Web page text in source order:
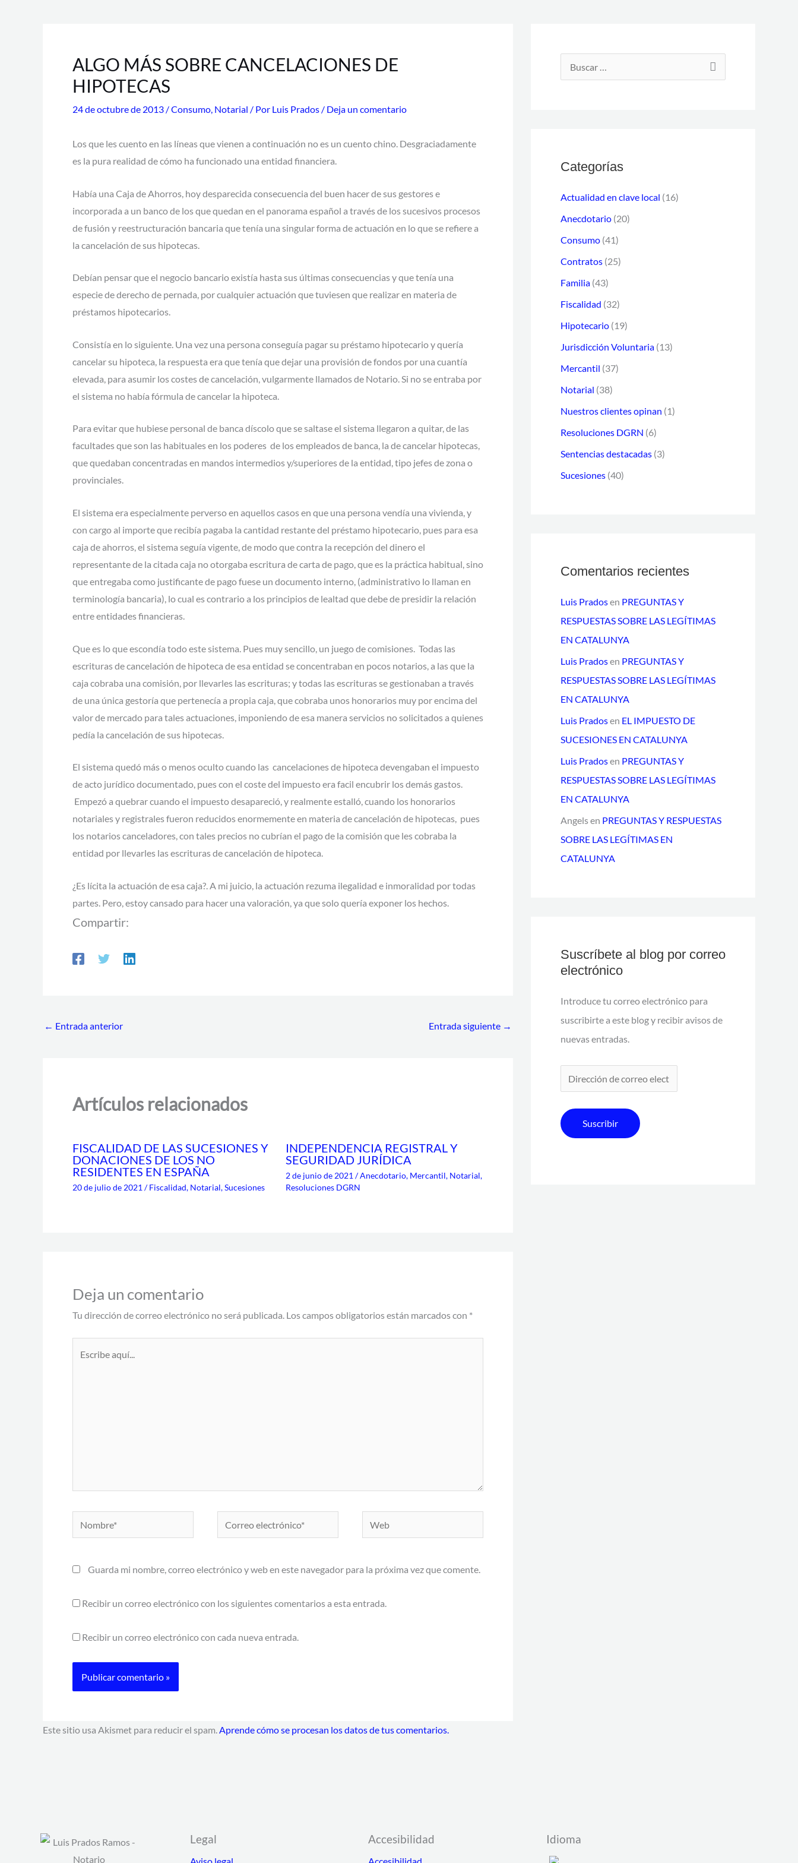
ALGO MÁS SOBRE CANCELACIONES DE
HIPOTECAS
24 de octubre de 2013 /Consumo, Notarial / Por Luis Prados / Deja un comentario
Los que les cuento en las líneas que vienen a continuación no es un cuento chino. Desgraciadamente
es la pura realidad de cómo ha funcionado una entidad financiera.
Había una Caja de Ahorros, hoy desparecida consecuencia del buen hacer de sus gestores e
incorporada a un banco de los que quedan en el panorama español a través de los sucesivos procesos
de fusión y reestructuración bancaria que tenía una singular forma de actuación en lo que se refiere a
la cancelación de sus hipotecas.
Debían pensar que el negocio bancario existía hasta sus últimas consecuencias y que tenía una
especie de derecho de pernada, por cualquier actuación que tuviesen que realizar en materia de
préstamos hipotecarios.
Consistía en lo siguiente. Una vez una persona conseguía pagar su préstamo hipotecario y quería
cancelar su hipoteca, la respuesta era que tenía que dejar una provisión de fondos por una cuantía
elevada, para asumir los costes de cancelación, vulgarmente llamados de Notario. Si no se entraba por
el sistema no había fórmula de cancelar la hipoteca.
Para evitar que hubiese personal de banca díscolo que se saltase el sistema llegaron a quitar, de las
facultades que son las habituales en los poderes de los empleados de banca, la de cancelar hipotecas,
que quedaban concentradas en mandos intermedios y/superiores de la entidad, tipo jefes de zona o
provinciales.
El sistema era especialmente perverso en aquellos casos en que una persona vendía una vivienda, y
con cargo al importe que recibía pagaba la cantidad restante del préstamo hipotecario, pues para esa
caja de ahorros, el sistema seguía vigente, de modo que contra la recepción del dinero el
representante de la citada caja no otorgaba escritura de carta de pago, que es la práctica habitual, sino
que entregaba como justificante de pago fuese un documento interno, (administrativo lo llaman en
terminología bancaria), lo cual es contrario a los principios de lealtad que debe de presidir la relación
entre entidades financieras.
Que es lo que escondía todo este sistema. Pues muy sencillo, un juego de comisiones. Todas las
escrituras de cancelación de hipoteca de esa entidad se concentraban en pocos notarios, a las que la
caja cobraba una comisión, por llevarles las escrituras; y todas las escrituras se gestionaban a través
de una única gestoría que pertenecía a propia caja, que cobraba unos honorarios muy por encima del
valor de mercado para tales actuaciones, imponiendo de esa manera servicios no solicitados a quienes
pedía la cancelación de sus hipotecas.
El sistema quedó más o menos oculto cuando las cancelaciones de hipoteca devengaban el impuesto
de acto jurídico documentado, pues con el coste del impuesto era facil encubrir los demás gastos.
Empezó a quebrar cuando el impuesto desapareció, y realmente estalló, cuando los honorarios
notariales y registrales fueron reducidos enormemente en materia de cancelación de hipotecas, pues
los notarios canceladores, con tales precios no cubrían el pago de la comisión que les cobraba la
entidad por llevarles las escrituras de cancelación de hipoteca.
¿Es lícita la actuación de esa caja?. A mi juicio, la actuación rezuma ilegalidad e inmoralidad por todas
partes. Pero, estoy cansado para hacer una valoración, ya que solo quería exponer los hechos.
Compartir:
← Entrada anterior Entrada siguiente →
Artículos relacionados
FISCALIDAD DE LAS SUCESIONES Y
DONACIONES DE LOS NO
RESIDENTES EN ESPAÑA
20 de julio de 2021 /Fiscalidad, Notarial,Sucesiones
INDEPENDENCIA REGISTRAL Y
SEGURIDAD JURÍDICA
2 de junio de 2021 /Anecdotario, Mercantil, Notarial,
Resoluciones DGRN
Deja un comentario
Tu dirección de correo electrónico no será publicada. Los campos obligatorios están marcados con *
Nombre*
Correo
electrónico*
Web
Guarda mi nombre, correo electrónico y web en este navegador para la próxima vez que comente.
Recibir un correo electrónico con los siguientes comentarios a esta entrada.
Recibir un correo electrónico con cada nueva entrada.
Este sitio usa Akismet para reducir el spam.Aprende cómo se procesan los datos de tus comentarios.
r
o
r
:
Categorías
Actualidad en clave local (16)
Anecdotario (20)
Consumo (41)
Contratos (25)
Familia (43)
Fiscalidad (32)
Hipotecario (19)
Jurisdicción Voluntaria (13)
Mercantil (37)
Notarial (38)
Nuestros clientes opinan (1)
Resoluciones DGRN (6)
Sentencias destacadas (3)
Sucesiones (40)
Comentarios recientes
Luis Pradosen PREGUNTAS Y
RESPUESTAS SOBRE LAS LEGÍTIMAS
EN CATALUNYA
Luis Pradosen PREGUNTAS Y
RESPUESTAS SOBRE LAS LEGÍTIMAS
EN CATALUNYA
Luis Pradosen EL IMPUESTO DE
SUCESIONES EN CATALUNYA
Luis Pradosen PREGUNTAS Y
RESPUESTAS SOBRE LAS LEGÍTIMAS
EN CATALUNYA
Angelsen PREGUNTAS Y RESPUESTAS
SOBRE LAS LEGÍTIMAS EN
CATALUNYA
Suscríbete al blog por correo
electrónico
Introduce tu correo electrónico para
suscribirte a este blog y recibir avisos de
nuevas entradas.
i
ó
d
e
c
o
r
r
l
e
c
t
r
ó
Suscribir
Legal Accesibilidad Idioma